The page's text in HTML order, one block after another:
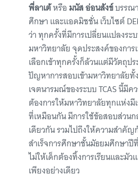
พี่ลาเต้หรือมนัส อ่อนสังข์บรรณ
ศึกษา และแอดมิชชั่น เว็บไซต์
ว่า ทุกครั้งที่มีการเปลี่ยนแปลงระ
มหาวิทยาลัย จุดประสงค์ของกา
เลือกเข้าทุกครั้งก็ล้วนแต่มีวัตถุป
ปัญหาการสอบเข้ามหาวิทยาลัยทั้
เจตนารมณ์ของระบบ TCAS นี้มีค
ต้องการให้มหาวิทยาลัยทุกแห่งมี
ที่เหมือนกัน มีการใช้ข้อสอบส่วน
เดียวกัน รวมไปถึงให้ความสำคั
สำเร็จการศึกษาชั้นมัธยมศึกษาปี
ไม่ให้เด็กต้องทิ้งการเรียนและมั
เพียงอย่างเดียว